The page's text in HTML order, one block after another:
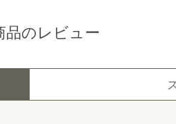
品のレビュー